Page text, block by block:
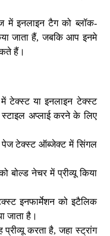
में इनलाइन टैग को ब्लॉक-
जाता हैं, जबकि आप इनमे
हैं।
टेक्स्ट या इनलाइन टेक्स्ट
स्टाइल अप्लाई करने के लिए
पेज टेक्स्ट ऑब्जेक्ट में सिंगल
बोल्ड नेचर में प्रीव्यू किया
इनफार्मेशन को इटैलिक
जाता है।
करता है, जहा स्ट्रांग